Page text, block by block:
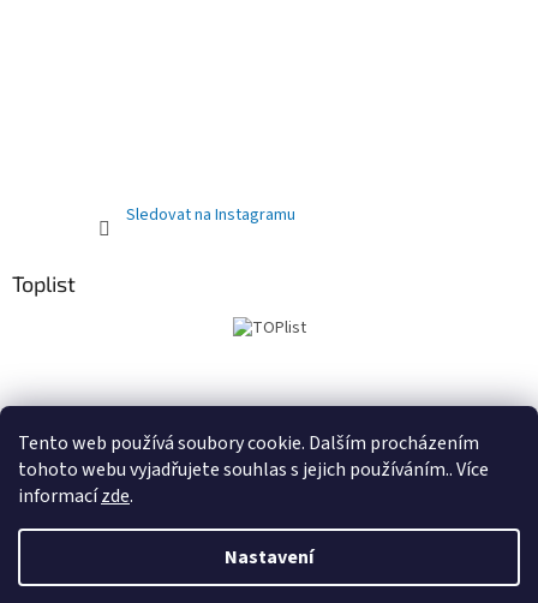
Tento web používá soubory cookie. Dalším procházením
tohoto webu vyjadřujete souhlas s jejich používáním.. Více
informacízde.
Nastavení
Sledovat na Instagramu
Toplist